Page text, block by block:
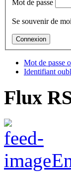
Mot de passe
Se souvenir de moi
Mot de passe
Identifiant
Flux